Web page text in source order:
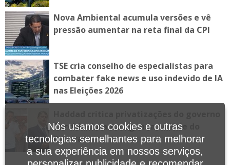
Nova Ambiental acumula versões e vê
pressão aumentar na reta final da CPI
TSE cria conselho de especialistas para
combater fake news e uso indevido de IA
nas Eleições 2026
Tarcísio durante agenda no Vale do
Ribeira
Nós usamos cookies e outras
tecnologias semelhantes para melhorar
a sua experiência em nossos serviços,